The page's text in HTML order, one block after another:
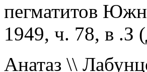
пегматитов
1949, ч. 78, в .З
Анатаз \\